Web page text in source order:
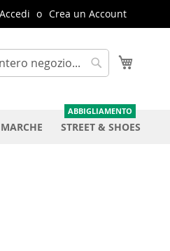
Accedi Crea un Account
MARCHE STREET & SHOES